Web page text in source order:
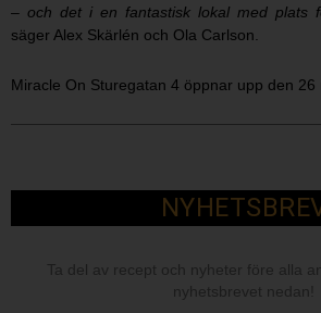
– och det i en fantastisk lokal med plats
säger Alex Skärlén och Ola Carlson.
Miracle On Sturegatan 4 öppnar upp den 26
Ta del av recept och nyheter före alla
nyhetsbrevet nedan!